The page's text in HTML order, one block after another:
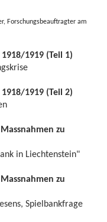
Forschungsbeauftragter am
1919 (Teil 1)
1919 (Teil 2)
zu
in Liechtenstein"
zu
Spielbankfrage